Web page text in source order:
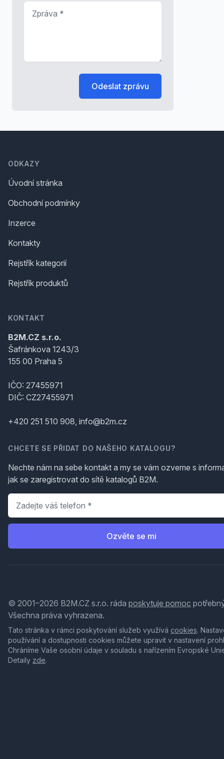
Odeslat zprávu
ODKAZY
Úvodní stránka
Obchodní podmínky
Inzerce
Kontakty
Rejstřík kategorií
Rejstřík produktů
KONTAKT
B2M.CZ s.r.o.
Šafránkova 1243/3
155 00 Praha 5
IČO: 27455971
DIČ: CZ27455971
+420 251 510 908, info@b2m.cz
CHCETE SE PŘIDAT DO NAŠEHO KATALOGU?
Nechte nám na sebe kontakt a my se vám ozveme s
jak se zaregistrovat do sítě katalogů B2M.
Telefon
Ozvěte se mi
© 2001–2026 B2M.CZ s.r.o. ráda poskytuje pomoc
Všechna práva vyhrazena.
Tato stránka v rámci poskytování služeb využívá cookies.
používání a dostupnosti cookies můžete upravit v nastavení
Chráníme Vaše osobní údaje v souladu s nařízením Evropské
Detaily zde.